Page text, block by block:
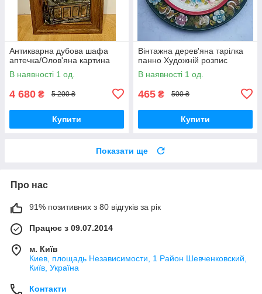
Антикварна дубова шафа
аптечка/Олов'яна картина
В наявності 1 од.
4 680 ₴ 5 200 ₴
Купити
Вінтажна дерев'яна тарілка
панно Художній розпис
В наявності 1 од.
465 ₴ 500 ₴
Купити
Показати ще
Про нас
91% позитивних з 80 відгуків за рік
Працює з 09.07.2014
м. Київ
Киев, площадь Независимости, 1 Район Шевченковский,
Київ, Україна
Контакти